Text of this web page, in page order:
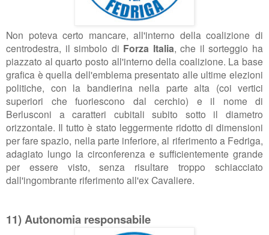
Non poteva certo mancare, all'interno della coalizione di
centrodestra, il simbolo di Forza Italia, che il sorteggio ha
piazzato al quarto posto all'interno della coalizione. La base
grafica è quella dell'emblema presentato alle ultime elezioni
politiche, con la bandierina nella parte alta (coi vertici
superiori che fuoriescono dal cerchio) e il nome di
Berlusconi a caratteri cubitali subito sotto il diametro
orizzontale. Il tutto è stato leggermente ridotto di dimensioni
per fare spazio, nella parte inferiore, al riferimento a Fedriga,
adagiato lungo la circonferenza e sufficientemente grande
per essere visto, senza risultare troppo schiacciato
dall'ingombrante riferimento all'ex Cavaliere.
11) Autonomia responsabile